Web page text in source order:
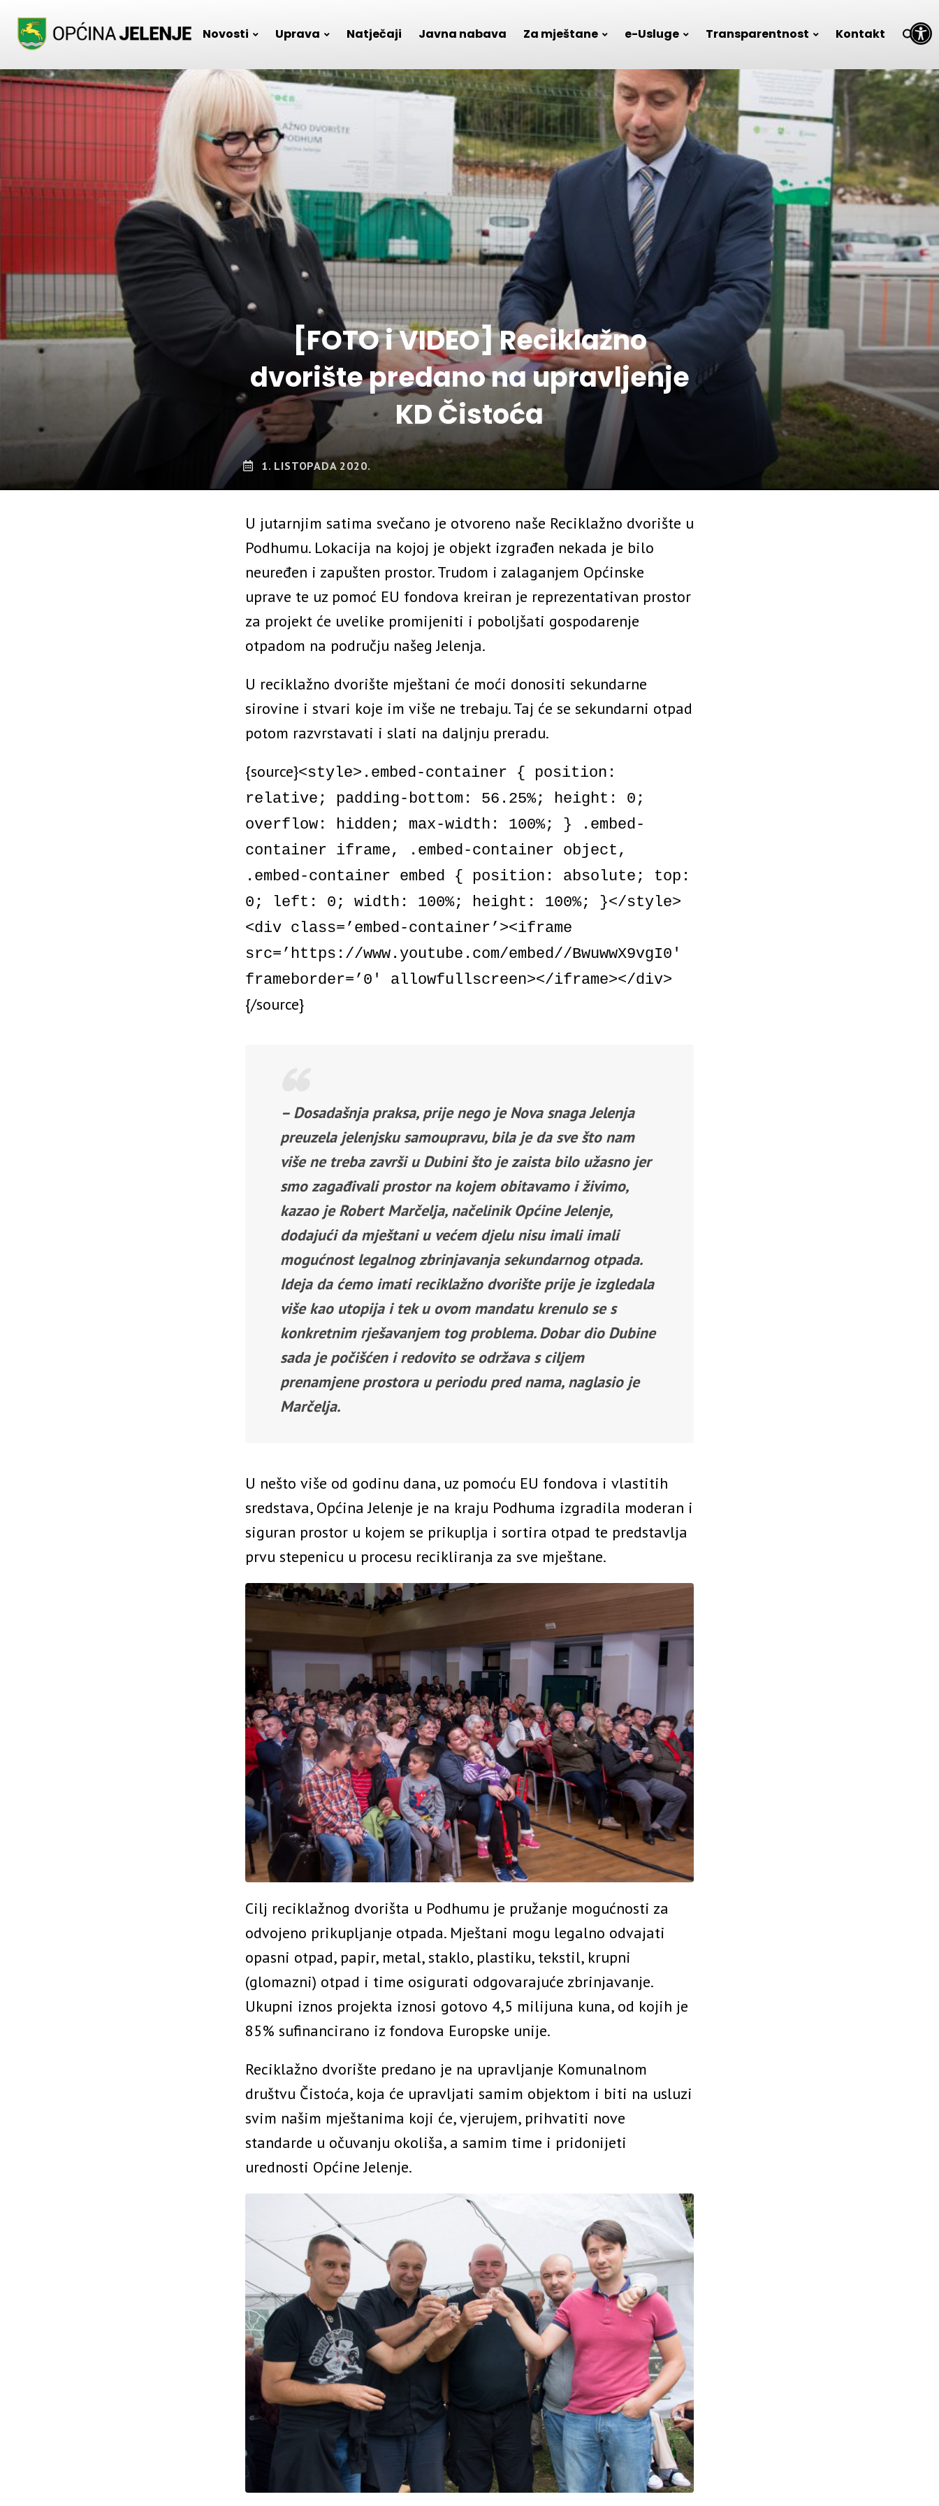
Open toolbar
Novosti Uprava Natječaji Javna nabava Za mještane e-Usluge Transparentnost Kontakt
[FOTO i VIDEO] Reciklažno
dvorište predano na upravljenje
KD Čistoća
1. LISTOPADA 2020.
U jutarnjim satima svečano je otvoreno naše Reciklažno dvorište u
Podhumu. Lokacija na kojoj je objekt izgrađen nekada je bilo
neuređen i zapušten prostor. Trudom i zalaganjem Općinske
uprave te uz pomoć EU fondova kreiran je reprezentativan prostor
za projekt će uvelike promijeniti i poboljšati gospodarenje
otpadom na području našeg Jelenja.
U reciklažno dvorište mještani će moći donositi sekundarne
sirovine i stvari koje im više ne trebaju. Taj će se sekundarni otpad
potom razvrstavati i slati na daljnju preradu.
{source}<style>.embed-container { position:
relative; padding-bottom: 56.25%; height: 0;
overflow: hidden; max-width: 100%; } .embed-
container iframe, .embed-container object,
.embed-container embed { position: absolute; top:
0; left: 0; width: 100%; height: 100%; }</style>
<div class=’embed-container’><iframe
src=’https://www.youtube.com/embed//BwuwwX9vgI0′
frameborder=’0′ allowfullscreen></iframe></div>
{/source}
– Dosadašnja praksa, prije nego je Nova snaga Jelenja
preuzela jelenjsku samoupravu, bila je da sve što nam
više ne treba završi u Dubini što je zaista bilo užasno jer
smo zagađivali prostor na kojem obitavamo i živimo,
kazao je Robert Marčelja, načelinik Općine Jelenje,
dodajući da mještani u većem djelu nisu imali imali
mogućnost legalnog zbrinjavanja sekundarnog otpada.
Ideja da ćemo imati reciklažno dvorište prije je izgledala
više kao utopija i tek u ovom mandatu krenulo se s
konkretnim rješavanjem tog problema. Dobar dio Dubine
sada je počišćen i redovito se održava s ciljem
prenamjene prostora u periodu pred nama, naglasio je
Marčelja.
U nešto više od godinu dana, uz pomoću EU fondova i vlastitih
sredstava, Općina Jelenje je na kraju Podhuma izgradila moderan i
siguran prostor u kojem se prikuplja i sortira otpad te predstavlja
prvu stepenicu u procesu recikliranja za sve mještane.
Cilj reciklažnog dvorišta u Podhumu je pružanje mogućnosti za
odvojeno prikupljanje otpada. Mještani mogu legalno odvajati
opasni otpad, papir, metal, staklo, plastiku, tekstil, krupni
(glomazni) otpad i time osigurati odgovarajuće zbrinjavanje.
Ukupni iznos projekta iznosi gotovo 4,5 milijuna kuna, od kojih je
85% sufinancirano iz fondova Europske unije.
Reciklažno dvorište predano je na upravljanje Komunalnom
društvu Čistoća, koja će upravljati samim objektom i biti na usluzi
svim našim mještanima koji će, vjerujem, prihvatiti nove
standarde u očuvanju okoliša, a samim time i pridonijeti
urednosti Općine Jelenje.